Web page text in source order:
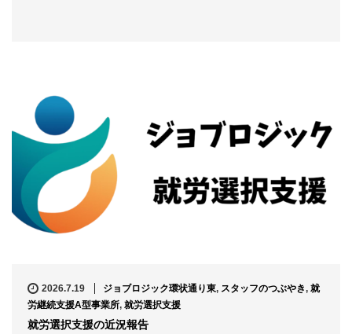
2026.7.19 ジョブロジック環状通り東, スタッフのつぶやき, 就
労継続支援A型事業所, 就労選択支援
就労選択支援の近況報告